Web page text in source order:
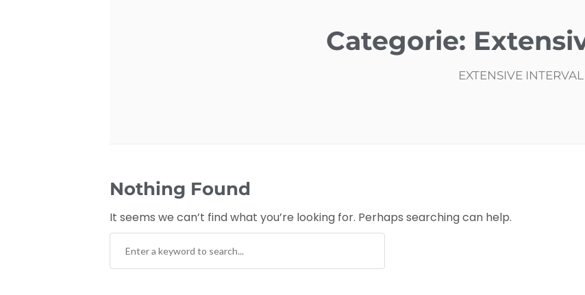
Categorie:
EXTENSIVE INTERVAL
Nothing Found
It seems we can’t find what you’re looking for. Perhaps searching can help.